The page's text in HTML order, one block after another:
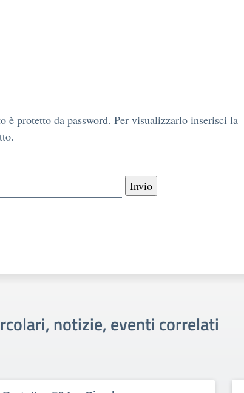
è protetto da password. Per visualizzarlo inserisci la
notizie, eventi correlati